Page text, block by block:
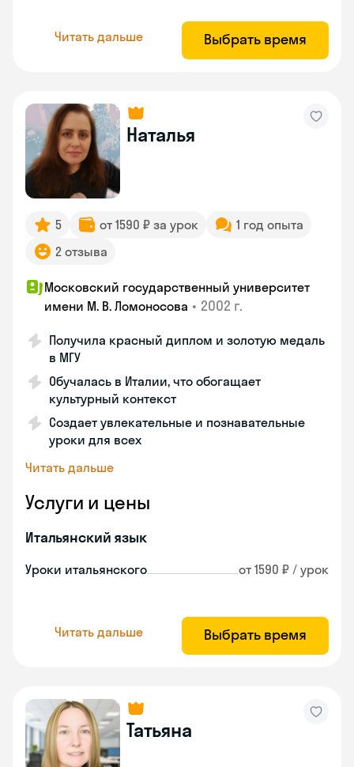
Читать дальше Выбрать время
Наталья
5 от 1590 ₽ за урок
1 год опыта
2 отзыва
Московский государственный университет
имени М. В. Ломоносова • 2002 г.
Получила красный диплом и золотую медаль
в МГУ
Обучалась в Италии, что обогащает
культурный контекст
Создает увлекательные и познавательные
уроки для всех
Читать дальше
Услуги и цены
Итальянский язык
Уроки итальянского от 1590 ₽ / урок
Читать дальше Выбрать время
Татьяна